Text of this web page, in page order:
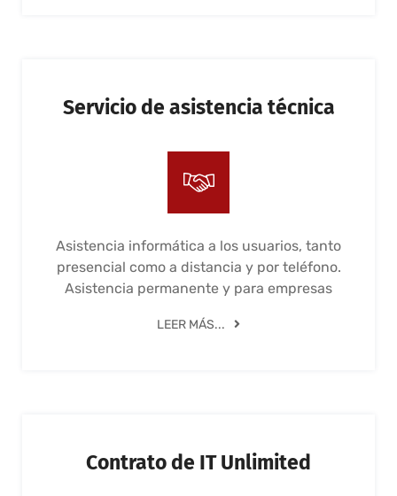
Servicio de asistencia técnica
Asistencia informática a los usuarios, tanto
presencial como a distancia y por teléfono.
Asistencia permanente y para empresas
LEER MÁS...
Contrato de IT Unlimited